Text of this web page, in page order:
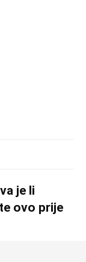
je li
ovo prije